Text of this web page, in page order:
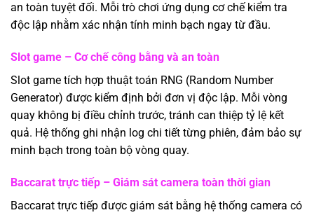
an toàn tuyệt đối. Mỗi trò chơi ứng dụng cơ chế kiểm tra
độc lập nhằm xác nhận tính minh bạch ngay từ đầu.
Slot game – Cơ chế công bằng và an toàn
Slot game tích hợp thuật toán RNG (Random Number
Generator) được kiểm định bởi đơn vị độc lập. Mỗi vòng
quay không bị điều chỉnh trước, tránh can thiệp tỷ lệ kết
quả. Hệ thống ghi nhận log chi tiết từng phiên, đảm bảo sự
minh bạch trong toàn bộ vòng quay.
Baccarat trực tiếp – Giám sát camera toàn thời gian
Baccarat trực tiếp được giám sát bằng hệ thống camera có